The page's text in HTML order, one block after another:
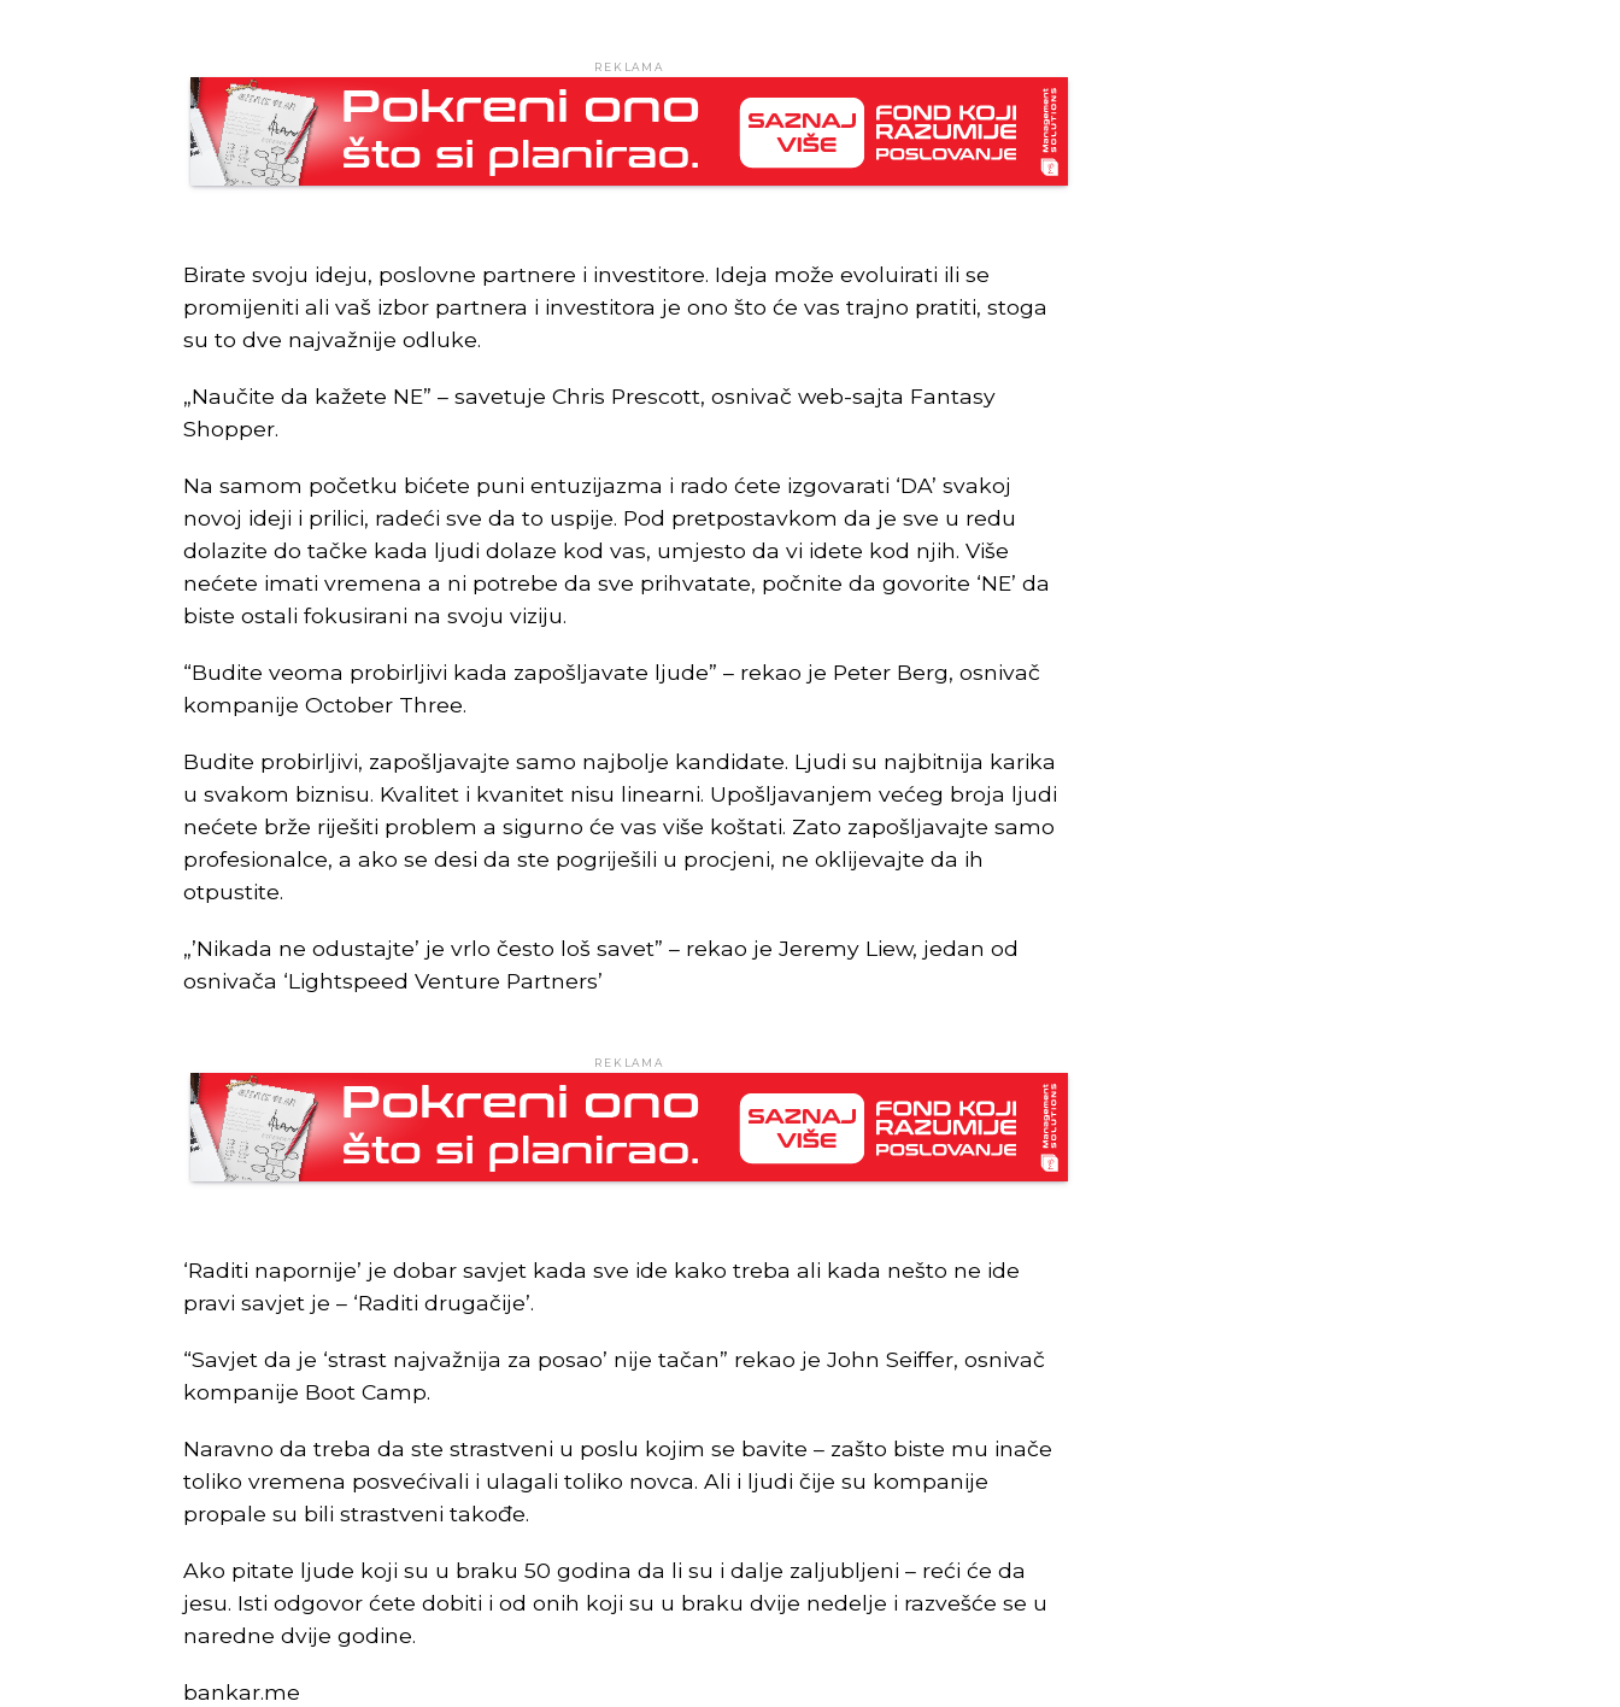
REKLAMA
Birate svoju ideju, poslovne partnere i investitore. Ideja može evoluirati ili se
promijeniti ali vaš izbor partnera i investitora je ono što će vas trajno pratiti, stoga
su to dve najvažnije odluke.
„Naučite da kažete NE” – savetuje Chris Prescott, osnivač web-sajta Fantasy
Shopper.
Na samom početku bićete puni entuzijazma i rado ćete izgovarati ‘DA’ svakoj
novoj ideji i prilici, radeći sve da to uspije. Pod pretpostavkom da je sve u redu
dolazite do tačke kada ljudi dolaze kod vas, umjesto da vi idete kod njih. Više
nećete imati vremena a ni potrebe da sve prihvatate, počnite da govorite ‘NE’ da
biste ostali fokusirani na svoju viziju.
“Budite veoma probirljivi kada zapošljavate ljude” – rekao je Peter Berg, osnivač
kompanije October Three.
Budite probirljivi, zapošljavajte samo najbolje kandidate. Ljudi su najbitnija karika
u svakom biznisu. Kvalitet i kvanitet nisu linearni. Upošljavanjem većeg broja ljudi
nećete brže riješiti problem a sigurno će vas više koštati. Zato zapošljavajte samo
profesionalce, a ako se desi da ste pogriješili u procjeni, ne oklijevajte da ih
otpustite.
„’Nikada ne odustajte’ je vrlo često loš savet” – rekao je Jeremy Liew, jedan od
osnivača ‘Lightspeed Venture Partners’
REKLAMA
‘Raditi napornije’ je dobar savjet kada sve ide kako treba ali kada nešto ne ide
pravi savjet je – ‘Raditi drugačije’.
“Savjet da je ‘strast najvažnija za posao’ nije tačan” rekao je John Seiffer, osnivač
kompanije Boot Camp.
Naravno da treba da ste strastveni u poslu kojim se bavite – zašto biste mu inače
toliko vremena posvećivali i ulagali toliko novca. Ali i ljudi čije su kompanije
propale su bili strastveni takođe.
Ako pitate ljude koji su u braku 50 godina da li su i dalje zaljubljeni – reći će da
jesu. Isti odgovor ćete dobiti i od onih koji su u braku dvije nedelje i razvešće se u
naredne dvije godine.
bankar.me